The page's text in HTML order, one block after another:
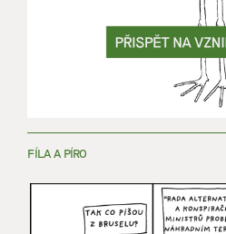
FÍLA A PÍRO